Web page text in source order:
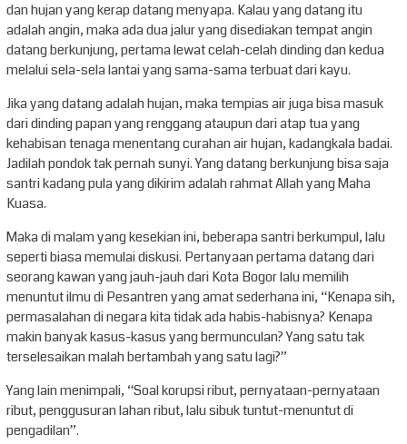
dan hujan yang kerap datang menyapa. Kalau yang datang itu
adalah angin, maka ada dua jalur yang disediakan tempat angin
datang berkunjung, pertama lewat celah-celah dinding dan kedua
melalui sela-sela lantai yang sama-sama terbuat dari kayu.
Jika yang datang adalah hujan, maka tempias air juga bisa masuk
dari dinding papan yang renggang ataupun dari atap tua yang
kehabisan tenaga menentang curahan air hujan, kadangkala badai.
Jadilah pondok tak pernah sunyi. Yang datang berkunjung bisa saja
santri kadang pula yang dikirim adalah rahmat Allah yang Maha
Kuasa.
Maka di malam yang kesekian ini, beberapa santri berkumpul, lalu
seperti biasa memulai diskusi. Pertanyaan pertama datang dari
seorang kawan yang jauh-jauh dari Kota Bogor lalu memilih
menuntut ilmu di Pesantren yang amat sederhana ini, “Kenapa sih,
permasalahan di negara kita tidak ada habis-habisnya? Kenapa
makin banyak kasus-kasus yang bermunculan? Yang satu tak
terselesaikan malah bertambah yang satu lagi?”
Yang lain menimpali, “Soal korupsi ribut, pernyataan-pernyataan
ribut, penggusuran lahan ribut, lalu sibuk tuntut-menuntut di
pengadilan”.